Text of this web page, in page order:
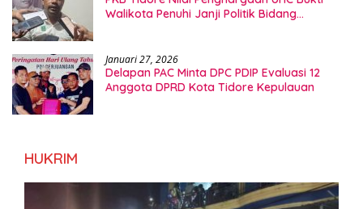
Walikota Penuhi Janji Politik Bidang
Januari 27, 2026
Delapan PAC Minta DPC PDIP Evaluasi 12
Anggota DPRD Kota Tidore Kepulauan
HUKRIM